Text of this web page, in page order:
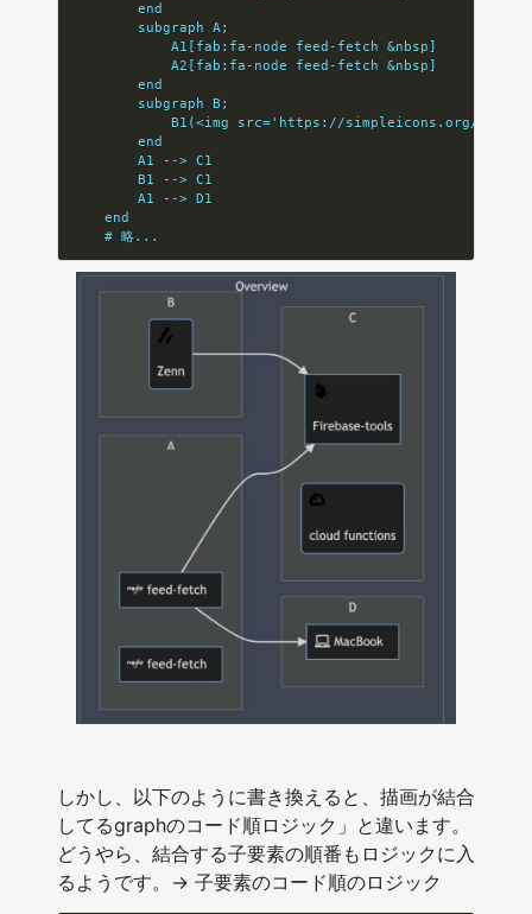
        end
        subgraph A;
            A1[fab:fa-node feed-fetch &nbsp]
            A2[fab:fa-node feed-fetch &nbsp]
        end
        subgraph B;
B1(<img src='https://simpleicons.org/
        end
        A1 --> C1
        B1 --> C1
        A1 --> D1
    end
    # 略...
しかし、以下のように書き換えると、描画が結合
してるgraphのコード順ロジック」と違います。
どうやら、結合する子要素の順番もロジックに入
るようです。→ 子要素のコード順のロジック